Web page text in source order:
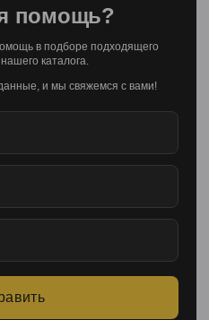
помощь?
в подборе подходящего
каталога.
и мы свяжемся с вами!